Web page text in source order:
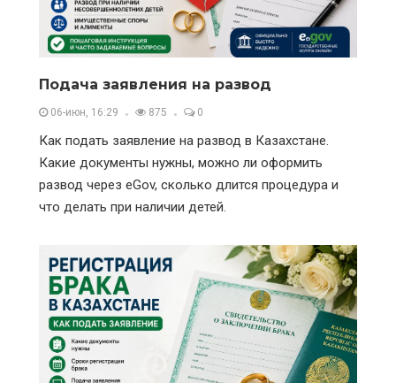
Подача заявления на развод
06-июн, 16:29 875 0
Как подать заявление на развод в Казахстане.
Какие документы нужны, можно ли оформить
развод через eGov, сколько длится процедура и
что делать при наличии детей.